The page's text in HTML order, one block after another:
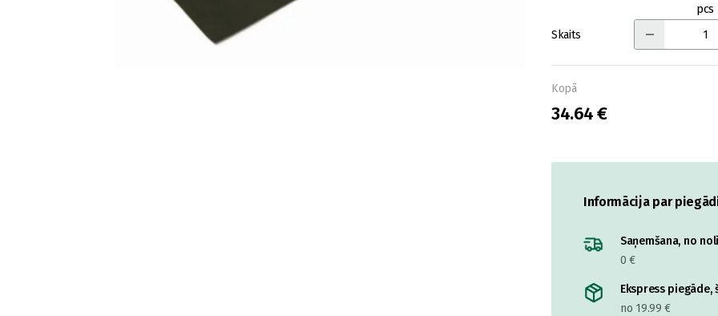
Skaits
pcs
Kopā
34.64 €
Informācija par
Saņemšana, no
0 €
Ekspress
no 19.99 €